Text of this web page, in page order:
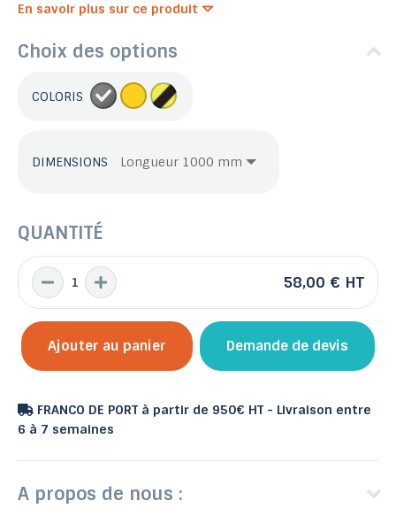
En savoir plus sur ce produit
Choix des options
COLORIS
DIMENSIONS
QUANTITÉ
58,00 € HT
Ajouter au panier Demande de devis
FRANCO DE PORT à partir de 950€ HT - Livraison entre
6 à 7 semaines
A propos de nous :